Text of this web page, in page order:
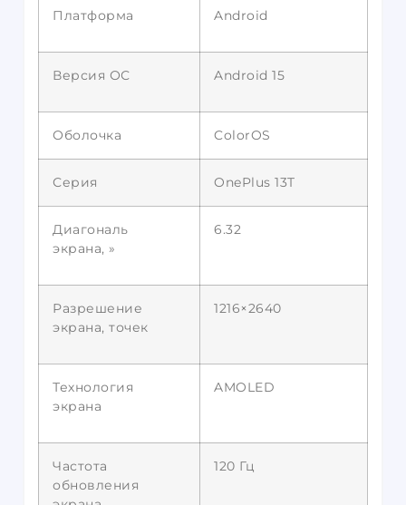
Платформа Android
Версия ОС Android 15
Оболочка ColorOS
Серия OnePlus 13T
Диагональ
экрана, »
6.32
Разрешение
экрана, точек
1216×2640
Технология
экрана
AMOLED
Частота
обновления
120 Гц